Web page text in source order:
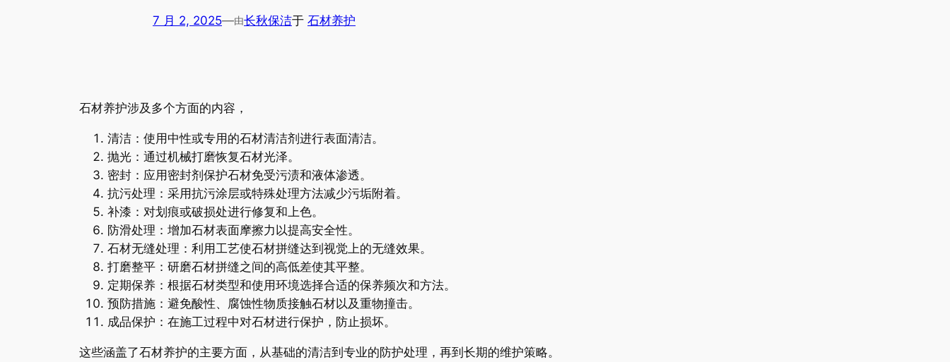
7 月 2, 2025—由长秋保洁于 石材养护
石材养护涉及多个方面的内容，
清洁：使用中性或专用的石材清洁剂进行表面清洁。
抛光：通过机械打磨恢复石材光泽。
密封：应用密封剂保护石材免受污渍和液体渗透。
抗污处理：采用抗污涂层或特殊处理方法减少污垢附着。
补漆：对划痕或破损处进行修复和上色。
防滑处理：增加石材表面摩擦力以提高安全性。
石材无缝处理：利用工艺使石材拼缝达到视觉上的无缝效果。
打磨整平：研磨石材拼缝之间的高低差使其平整。
定期保养：根据石材类型和使用环境选择合适的保养频次和方法。
预防措施：避免酸性、腐蚀性物质接触石材以及重物撞击。
成品保护：在施工过程中对石材进行保护，防止损坏。
这些涵盖了石材养护的主要方面，从基础的清洁到专业的防护处理，再到长期的维护策略。